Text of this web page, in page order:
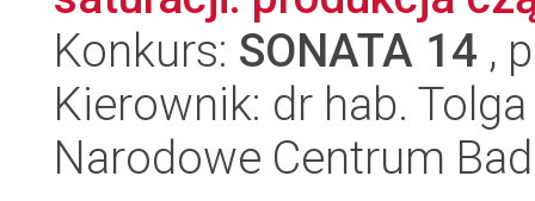
Konkurs: SONATA 14 ,
Kierownik: dr hab.
Narodowe Centrum